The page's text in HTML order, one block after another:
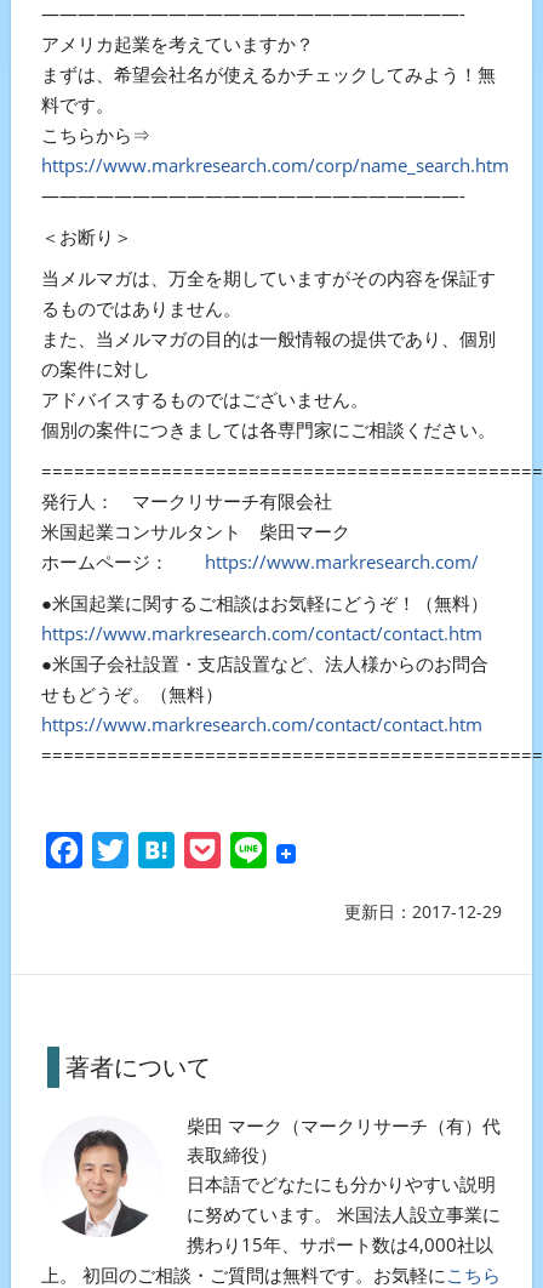
———————————————————————-
アメリカ起業を考えていますか？
まずは、希望会社名が使えるかチェックしてみよう！無
料です。
こちらから⇒
https://www.markresearch.com/corp/name_search.htm
———————————————————————-
＜お断り＞
当メルマガは、万全を期していますがその内容を保証す
るものではありません。
また、当メルマガの目的は一般情報の提供であり、個別
の案件に対し
アドバイスするものではございません。
個別の案件につきましては各専門家にご相談ください。
発行人： マークリサーチ有限会社
米国起業コンサルタント 柴田マーク
ホームページ： https://www.markresearch.com/
●米国起業に関するご相談はお気軽にどうぞ！（無料）
https://www.markresearch.com/contact/contact.htm
●米国子会社設置・支店設置など、法人様からのお問合
せもどうぞ。（無料）
https://www.markresearch.com/contact/contact.htm
FacebookTwitterHatenaPocketLine
更新日：2017-12-29
著者について
柴田 マーク（マークリサーチ（有）代
表取締役）
日本語でどなたにも分かりやすい説明
に努めています。 米国法人設立事業に
携わり15年、サポート数は4,000社以
上。 初回のご相談・ご質問は無料です。お気軽にこちら